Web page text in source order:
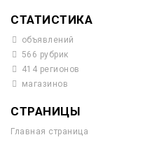
СТАТИСТИКА
объявлений
566 рубрик
414 регионов
магазинов
СТРАНИЦЫ
Главная страница